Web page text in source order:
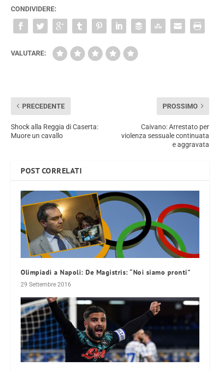
CONDIVIDERE:
VALUTARE:
PRECEDENTE
Shock alla Reggia di Caserta:
Muore un cavallo
PROSSIMO
Caivano: Arrestato per
violenza sessuale continuata
e aggravata
POST CORRELATI
Olimpiadi a Napoli: De Magistris: “Noi siamo pronti”
29 Settembre 2016